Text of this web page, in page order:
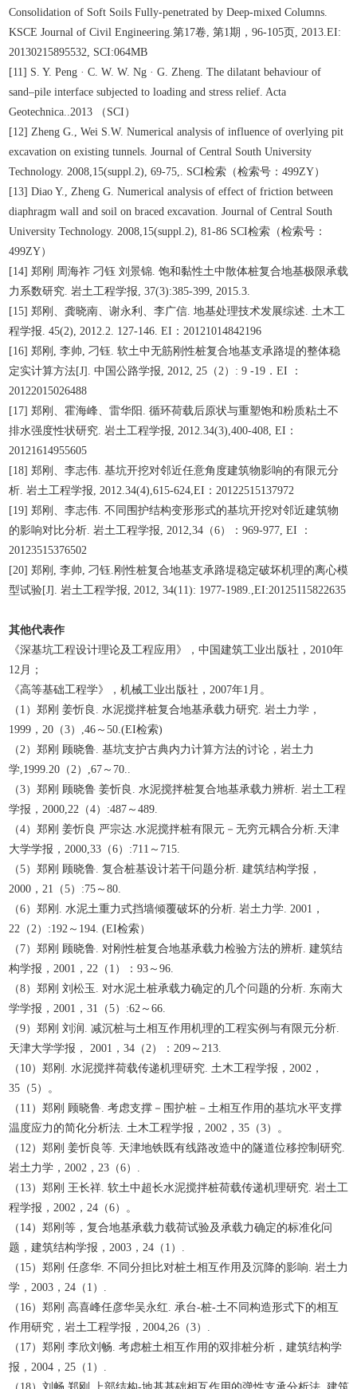
Consolidation of Soft Soils Fully-penetrated by Deep-mixed Columns.
KSCE Journal of Civil Engineering.第17卷, 第1期，96-105页, 2013.EI:
20130215895532, SCI:064MB
[11] S. Y. Peng · C. W. W. Ng · G. Zheng. The dilatant behaviour of
sand–pile interface subjected to loading and stress relief. Acta
Geotechnica..2013 （SCI）
[12] Zheng G., Wei S.W. Numerical analysis of influence of overlying pit
excavation on existing tunnels. Journal of Central South University
Technology. 2008,15(suppl.2), 69-75,. SCI检索（检索号：499ZY）
[13] Diao Y., Zheng G. Numerical analysis of effect of friction between
diaphragm wall and soil on braced excavation. Journal of Central South
University Technology. 2008,15(suppl.2), 81-86 SCI检索（检索号：
499ZY）
[14] 郑刚 周海祚 刁钰 刘景锦. 饱和黏性土中散体桩复合地基极限承载
力系数研究. 岩土工程学报, 37(3):385-399, 2015.3.
[15] 郑刚、龚晓南、谢永利、李广信. 地基处理技术发展综述. 土木工
程学报. 45(2), 2012.2. 127-146. EI：20121014842196
[16] 郑刚, 李帅, 刁钰. 软土中无筋刚性桩复合地基支承路堤的整体稳
定实计算方法[J]. 中国公路学报, 2012, 25（2）: 9 -19．EI ：
20122015026488
[17] 郑刚、霍海峰、雷华阳. 循环荷载后原状与重塑饱和粉质粘土不
排水强度性状研究. 岩土工程学报, 2012.34(3),400-408, EI：
20121614955605
[18] 郑刚、李志伟. 基坑开挖对邻近任意角度建筑物影响的有限元分
析. 岩土工程学报, 2012.34(4),615-624,EI：20122515137972
[19] 郑刚、李志伟. 不同围护结构变形形式的基坑开挖对邻近建筑物
的影响对比分析. 岩土工程学报, 2012,34（6）：969-977, EI ：
20123515376502
[20] 郑刚, 李帅, 刁钰.刚性桩复合地基支承路堤稳定破坏机理的离心模
型试验[J]. 岩土工程学报, 2012, 34(11): 1977-1989.,EI:20125115822635
其他代表作
《深基坑工程设计理论及工程应用》，中国建筑工业出版社，2010年
12月；
《高等基础工程学》，机械工业出版社，2007年1月。
（1）郑刚 姜忻良. 水泥搅拌桩复合地基承载力研究. 岩土力学，
1999，20（3）,46～50.(EI检索)
（2）郑刚 顾晓鲁. 基坑支护古典内力计算方法的讨论，岩土力
学,1999.20（2）,67～70..
（3）郑刚 顾晓鲁 姜忻良. 水泥搅拌桩复合地基承载力辨析. 岩土工程
学报，2000,22（4）:487～489.
（4）郑刚 姜忻良 严宗达.水泥搅拌桩有限元－无穷元耦合分析.天津
大学学报，2000,33（6）:711～715.
（5）郑刚 顾晓鲁. 复合桩基设计若干问题分析. 建筑结构学报，
2000，21（5）:75～80.
（6）郑刚. 水泥土重力式挡墙倾覆破坏的分析. 岩土力学. 2001，
22（2）:192～194. (EI检索）
（7）郑刚 顾晓鲁. 对刚性桩复合地基承载力检验方法的辨析. 建筑结
构学报，2001，22（1）：93～96.
（8）郑刚 刘松玉. 对水泥土桩承载力确定的几个问题的分析. 东南大
学学报，2001，31（5）:62～66.
（9）郑刚 刘润. 减沉桩与土相互作用机理的工程实例与有限元分析.
天津大学学报， 2001，34（2）：209～213.
（10）郑刚. 水泥搅拌荷载传递机理研究. 土木工程学报，2002，
35（5）。
（11）郑刚 顾晓鲁. 考虑支撑－围护桩－土相互作用的基坑水平支撑
温度应力的简化分析法. 土木工程学报，2002，35（3）。
（12）郑刚 姜忻良等. 天津地铁既有线路改造中的隧道位移控制研究.
岩土力学，2002，23（6）.
（13）郑刚 王长祥. 软土中超长水泥搅拌桩荷载传递机理研究. 岩土工
程学报，2002，24（6）。
（14）郑刚等，复合地基承载力载荷试验及承载力确定的标准化问
题，建筑结构学报，2003，24（1）.
（15）郑刚 任彦华. 不同分担比对桩土相互作用及沉降的影响. 岩土力
学，2003，24（1）.
（16）郑刚 高喜峰任彦华吴永红. 承台-桩-土不同构造形式下的相互
作用研究，岩土工程学报，2004,26（3）.
（17）郑刚 李欣刘畅. 考虑桩土相互作用的双排桩分析，建筑结构学
报，2004，25（1）.